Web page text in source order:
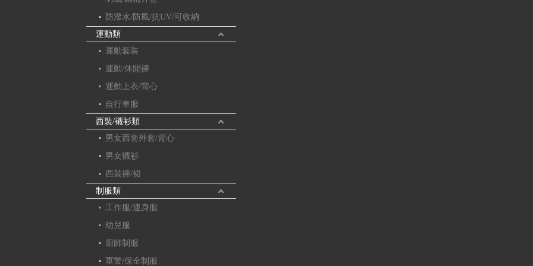
防潑水/防風/抗UV/可收納
運動類
運動套裝
運動/休閒褲
運動上衣/背心
自行車服
西裝/襯衫類
男女西套外套/背心
男女襯衫
西裝褲/裙
制服類
工作服/連身服
幼兒服
廚師制服
軍警/保全制服